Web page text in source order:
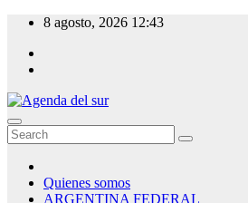
Skip
content
8 agosto, 2026 12:43
Agenda del sur
Quienes somos
ARGENTINA FEDERAL